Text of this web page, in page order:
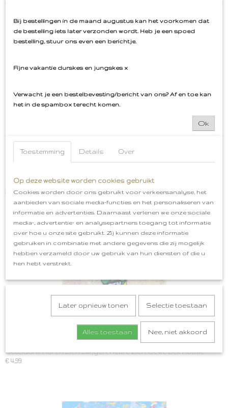
Bossche Bollen Embleem Oeteldonk
€ 5,99
Oeteldonk Horen Zien Zwijgen, Heure Zien Oewe Bek Houwe
€ 4,99
Bij bestellingen in de maand augustus kan het voorkomen dat
de bestelling iets later verzonden wordt. Heb je een spoed
bestelling, stuur ons even een berichtje.
Fijne vakantie durskes en jungskes x
Verwacht je een bestelbevesting/bericht van ons? Af en toe kan
het in de spambox terecht komen.
Ok
Toestemming Details Over
Op deze website worden cookies gebruikt
Cookies worden door ons gebruikt voor verkeersanalyse, het
aanbieden van sociale media-functies en het personaliseren van
informatie en advertenties. Daarnaast verlenen we onze sociale
media-, advertentie- en analysepartners toegang tot informatie
over hoe u onze site gebruikt. Zij kunnen deze informatie
gebruiken in combinatie met andere gegevens die zij mogelijk
hebben verzameld door uw gebruik van hun diensten of die u
hen hebt verstrekt.
Later opnieuw tonen Selectie toestaan
Alles toestaan Nee, niet akkoord